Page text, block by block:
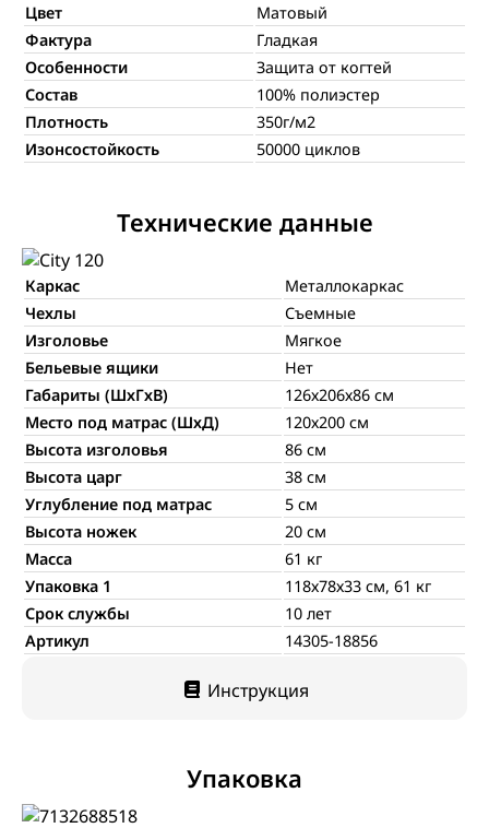
Цвет
Матовый
Фактура
Гладкая
Особенности
Защита от когтей
Состав
100% полиэстер
Плотность
350г/м2
Изонсостойкость
50000 циклов
Технические данные
Каркас
Металлокаркас
Чехлы
Съемные
Изголовье
Мягкое
Бельевые ящики
Нет
Габариты (ШхГхВ)
126х206х86 см
Место под матрас (ШхД)
120х200 см
Высота изголовья
86 см
Высота царг
38 см
Углубление под матрас
5 см
Высота ножек
20 см
Масса
61 кг
Упаковка 1
118х78х33 см, 61 кг
Срок службы
10 лет
Артикул
14305-18856
Инструкция
Упаковка